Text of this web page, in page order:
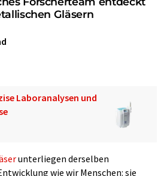
Gläsern
Laboranalysen und
unterliegen derselben
wie wir Menschen: sie